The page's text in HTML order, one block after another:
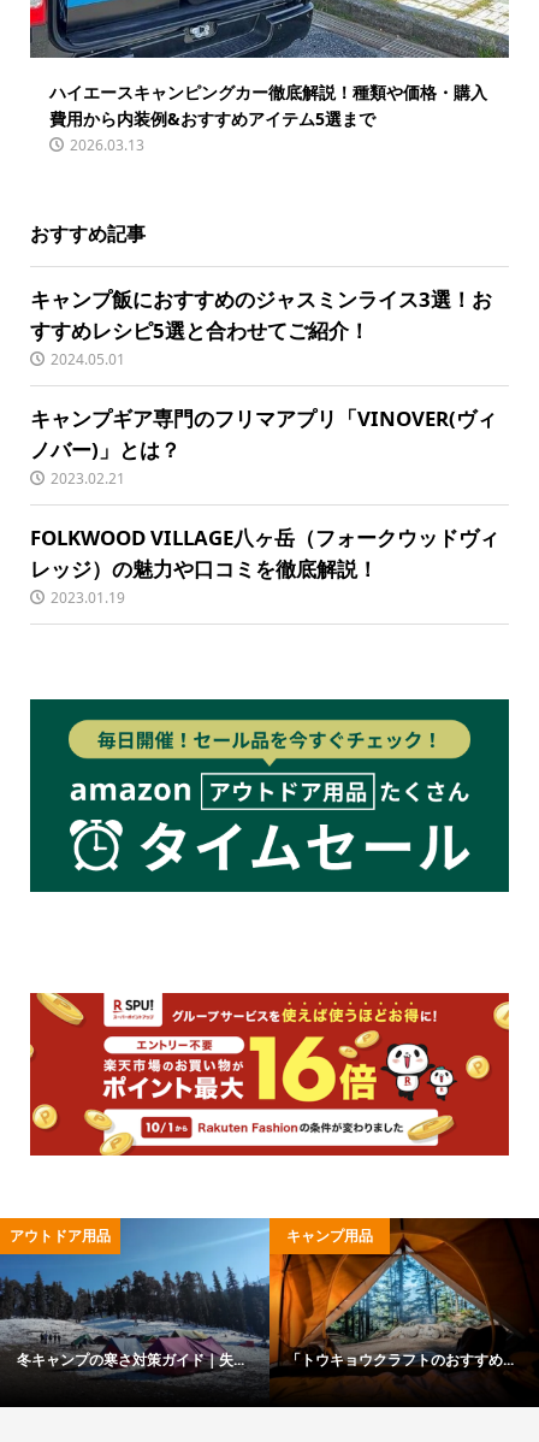
ハイエースキャンピングカー徹底解説！種類や価格・購入
費用から内装例&おすすめアイテム5選まで
2026.03.13
おすすめ記事
キャンプ飯におすすめのジャスミンライス3選！お
すすめレシピ5選と合わせてご紹介！
2024.05.01
キャンプギア専門のフリマアプリ「VINOVER(ヴィ
ノバー)」とは？
2023.02.21
FOLKWOOD VILLAGE八ヶ岳（フォークウッドヴィ
レッジ）の魅力や口コミを徹底解説！
2023.01.19
アウトドア用品
冬キャンプの寒さ対策ガイド｜失...
キャンプ用品
「トウキョウクラフトのおすすめ...